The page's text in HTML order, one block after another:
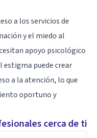
a los servicios de
y el miedo al
apoyo psicológico
estigma puede crear
a la atención, lo que
oportuno y
cerca de ti